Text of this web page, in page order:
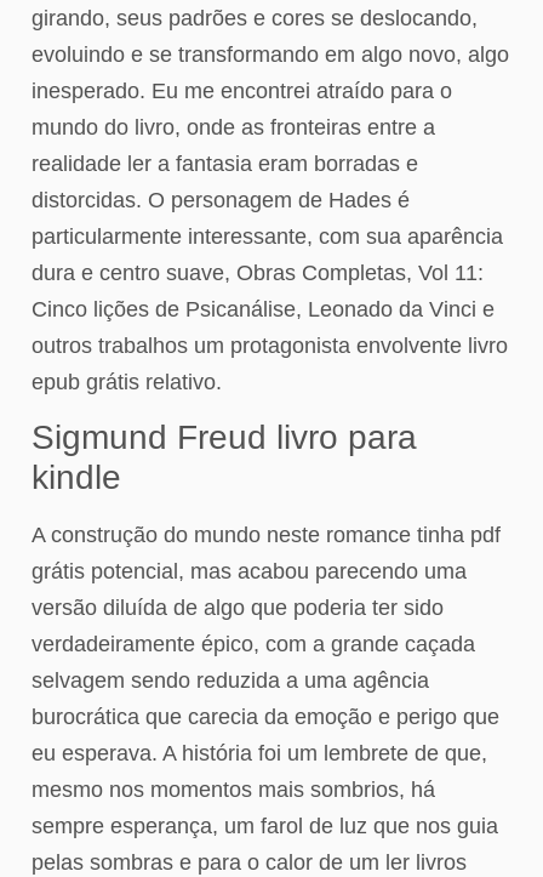
girando, seus padrões e cores se deslocando,
evoluindo e se transformando em algo novo, algo
inesperado. Eu me encontrei atraído para o
mundo do livro, onde as fronteiras entre a
realidade ler a fantasia eram borradas e
distorcidas. O personagem de Hades é
particularmente interessante, com sua aparência
dura e centro suave, Obras Completas, Vol 11:
Cinco lições de Psicanálise, Leonado da Vinci e
outros trabalhos um protagonista envolvente livro
epub grátis relativo.
Sigmund Freud livro para
kindle
A construção do mundo neste romance tinha pdf
grátis potencial, mas acabou parecendo uma
versão diluída de algo que poderia ter sido
verdadeiramente épico, com a grande caçada
selvagem sendo reduzida a uma agência
burocrática que carecia da emoção e perigo que
eu esperava. A história foi um lembrete de que,
mesmo nos momentos mais sombrios, há
sempre esperança, um farol de luz que nos guia
pelas sombras e para o calor de um ler livros